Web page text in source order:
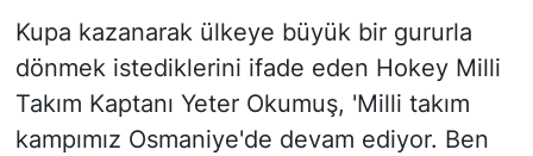
Kupa kazanarak ülkeye büyük bir gururla
dönmek istediklerini ifade eden Hokey Milli
Takım Kaptanı Yeter Okumuş, 'Milli takım
kampımız Osmaniye'de devam ediyor. Ben